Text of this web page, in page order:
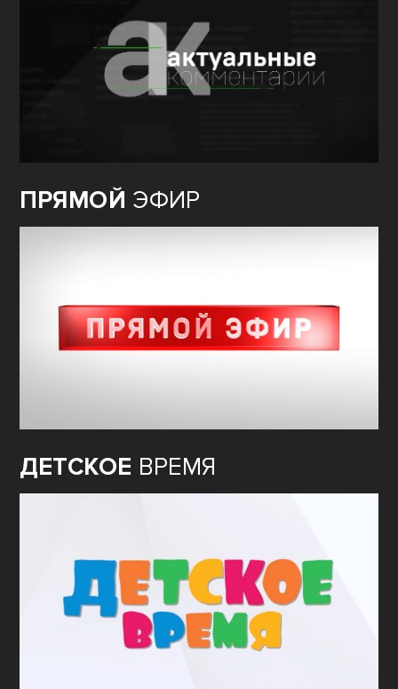
ПРЯМОЙ ЭФИР
ДЕТСКОЕ ВРЕМЯ